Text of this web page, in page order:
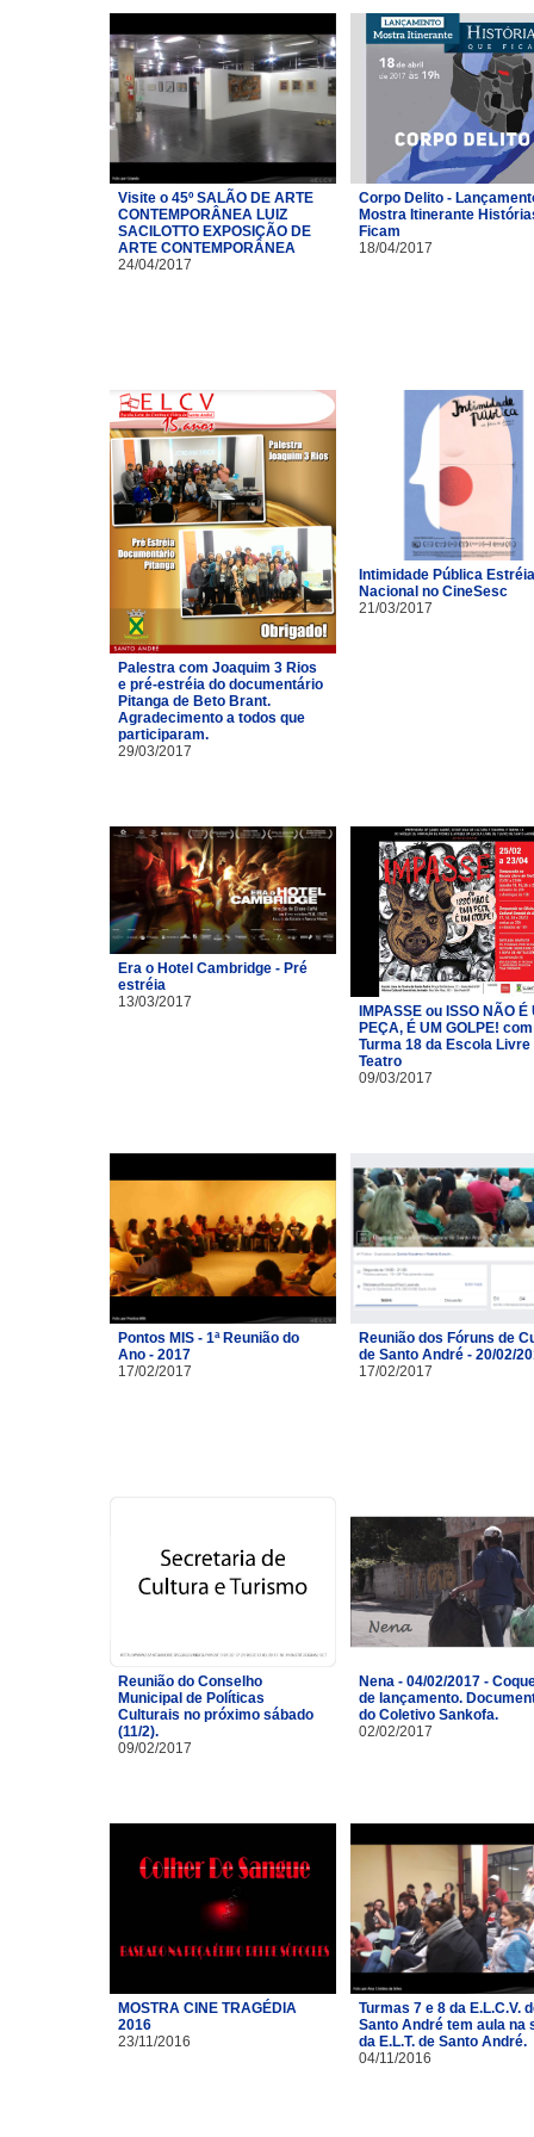
Visite o 45º SALÃO DE ARTE
CONTEMPORÂNEA LUIZ
SACILOTTO EXPOSIÇÃO DE
ARTE CONTEMPORÂNEA
24/04/2017
Corpo Delito -
Mostra Itinerante
Ficam
18/04/2017
Palestra com Joaquim 3 Rios
e pré-estréia do documentário
Pitanga de Beto Brant.
Agradecimento a todos que
participaram.
29/03/2017
Intimidade Pública Estréia
Nacional no CineSesc
21/03/2017
Era o Hotel Cambridge - Pré
estréia
13/03/2017
IMPASSE ou ISSO NÃO É
PEÇA, É UM GOLPE!
Turma 18 da Escola Livre
Teatro​
09/03/2017
Pontos MIS - 1ª Reunião do
Ano - 2017
17/02/2017
Reunião dos Fóruns de
de Santo André - 20/02/
17/02/2017
Reunião do Conselho
Municipal de Políticas
Culturais no próximo sábado
(11/2).
09/02/2017
Nena - 04/02/2017 -
de lançamento.
do Coletivo Sankofa.
02/02/2017
MOSTRA CINE TRAGÉDIA
2016
23/11/2016
Turmas 7 e 8 da E.L.C.V.
Santo André tem aula na
da E.L.T. de Santo André.
04/11/2016